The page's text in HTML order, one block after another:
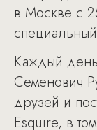
в Москве с
Каждый
Семенович
друзей и
Esquire, в